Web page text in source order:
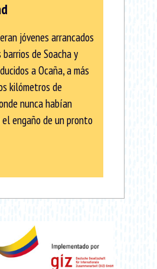
jóvenes arrancados
de Soacha y
a Ocaña, a más
kilómetros de
nunca habían
engaño de un pronto